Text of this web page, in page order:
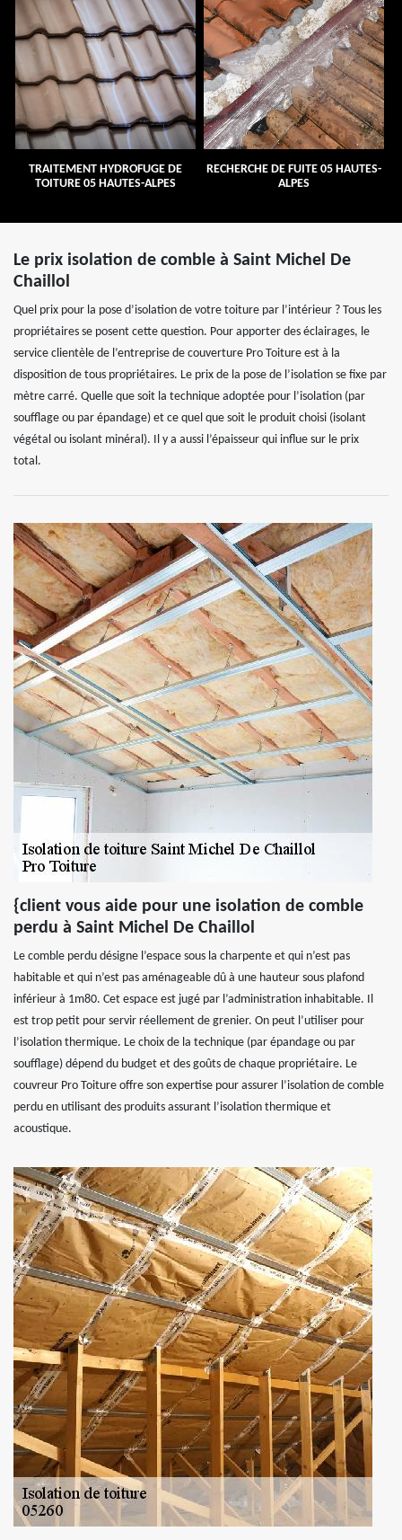
TRAITEMENT HYDROFUGE DE
TOITURE 05 HAUTES-ALPES
RECHERCHE DE FUITE 05 HAUTES-
ALPES
Le prix isolation de comble à Saint Michel De
Chaillol
Quel prix pour la pose d’isolation de votre toiture par l’intérieur ? Tous les
propriétaires se posent cette question. Pour apporter des éclairages, le
service clientèle de l’entreprise de couverture Pro Toiture est à la
disposition de tous propriétaires. Le prix de la pose de l’isolation se fixe par
mètre carré. Quelle que soit la technique adoptée pour l’isolation (par
soufflage ou par épandage) et ce quel que soit le produit choisi (isolant
végétal ou isolant minéral). Il y a aussi l’épaisseur qui influe sur le prix
total.
{client vous aide pour une isolation de comble
perdu à Saint Michel De Chaillol
Le comble perdu désigne l’espace sous la charpente et qui n’est pas
habitable et qui n’est pas aménageable dû à une hauteur sous plafond
inférieur à 1m80. Cet espace est jugé par l’administration inhabitable. Il
est trop petit pour servir réellement de grenier. On peut l’utiliser pour
l’isolation thermique. Le choix de la technique (par épandage ou par
soufflage) dépend du budget et des goûts de chaque propriétaire. Le
couvreur Pro Toiture offre son expertise pour assurer l’isolation de comble
perdu en utilisant des produits assurant l’isolation thermique et
acoustique.